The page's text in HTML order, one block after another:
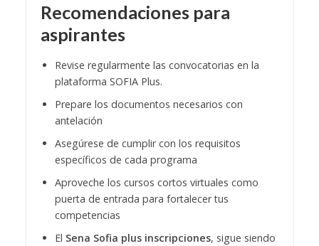
Recomendaciones para
aspirantes
Revise regularmente las convocatorias en la
plataforma SOFIA Plus.
Prepare los documentos necesarios con
antelación
Asegúrese de cumplir con los requisitos
específicos de cada programa
Aproveche los cursos cortos virtuales como
puerta de entrada para fortalecer tus
competencias
El Sena Sofia plus inscripciones, sigue siendo